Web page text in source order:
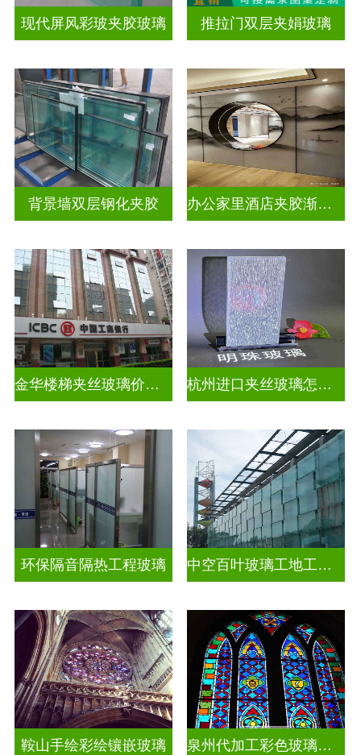
现代屏风彩玻夹胶玻璃 推拉门双层夹娟玻璃
背景墙双层钢化夹胶 办公家里酒店夹胶渐变玻璃
金华楼梯夹丝玻璃价钱多少一米 杭州进口夹丝玻璃怎么卖
环保隔音隔热工程玻璃 中空百叶玻璃工地工装装饰玻璃
鞍山手绘彩绘镶嵌玻璃 泉州代加工彩色玻璃穹顶